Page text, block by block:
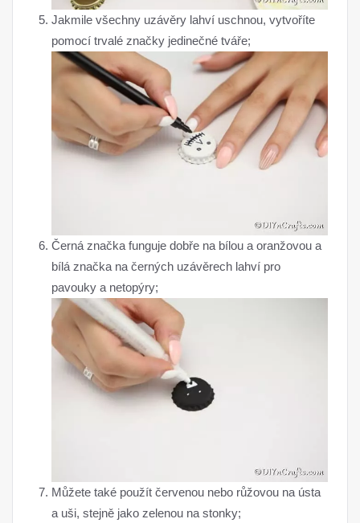
Jakmile všechny uzávěry lahví uschnou, vytvoříte
pomocí trvalé značky jedinečné tváře;
Černá značka funguje dobře na bílou a oranžovou a
bílá značka na černých uzávěrech lahví pro
pavouky a netopýry;
Můžete také použít červenou nebo růžovou na ústa
a uši, stejně jako zelenou na stonky;